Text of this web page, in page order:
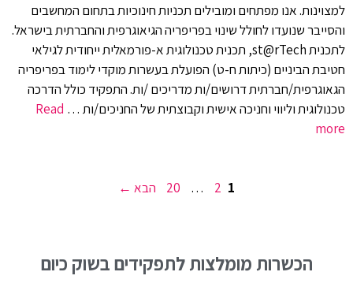
למצוינות. אנו מפתחים ומובילים תכניות חינוכיות בתחום המחשבים
והסייבר שנועדו לחולל שינוי בפריפריה הגיאוגרפית והחברתית בישראל.
לתכנית st@rTech, תכנית טכנולוגית א-פורמאלית ייחודית לגילאי
חטיבת הביניים (כיתות ח-ט) הפועלת בעשרות מוקדי לימוד בפריפריה
הגאוגרפית/חברתית דרושים/ות מדריכים /ות. התפקיד כולל הדרכה
טכנולוגית וליווי וחניכה אישית וקבוצתית של החניכים/ות … Read
more
עמוד
1 עמוד
2
… עמוד
20 הבא →
הכשרות מומלצות לתפקידים בשוק כיום